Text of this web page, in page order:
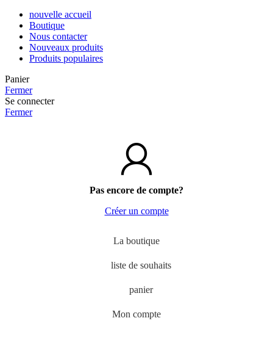
nouvelle accueil
Boutique
Nous contacter
Nouveaux produits
Produits populaires
Panier
Fermer
Se connecter
Fermer
Pas encore de compte?
Créer un compte
La boutique
liste de souhaits
panier
Mon compte